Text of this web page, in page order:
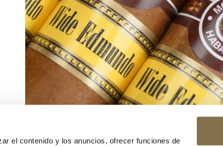
el contenido y los anuncios, ofrecer funciones de